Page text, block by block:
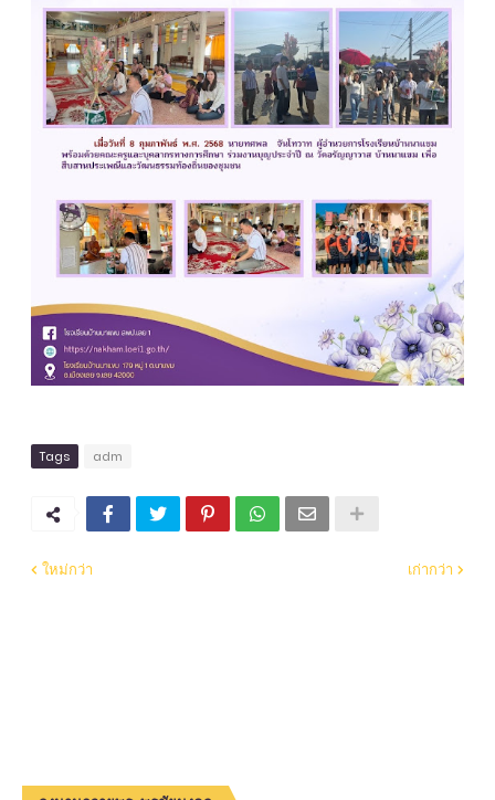
Tags adm
ใหม่กว่า เก่ากว่า